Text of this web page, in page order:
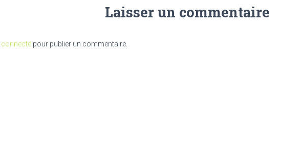
Laisser un commentaire
connecté pour publier un commentaire.